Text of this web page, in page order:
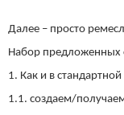
Далее – просто
Набор предложенных
1. Как и в
1.1. создаем/